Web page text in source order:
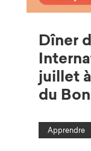
Dîner
juillet
du
Apprendre